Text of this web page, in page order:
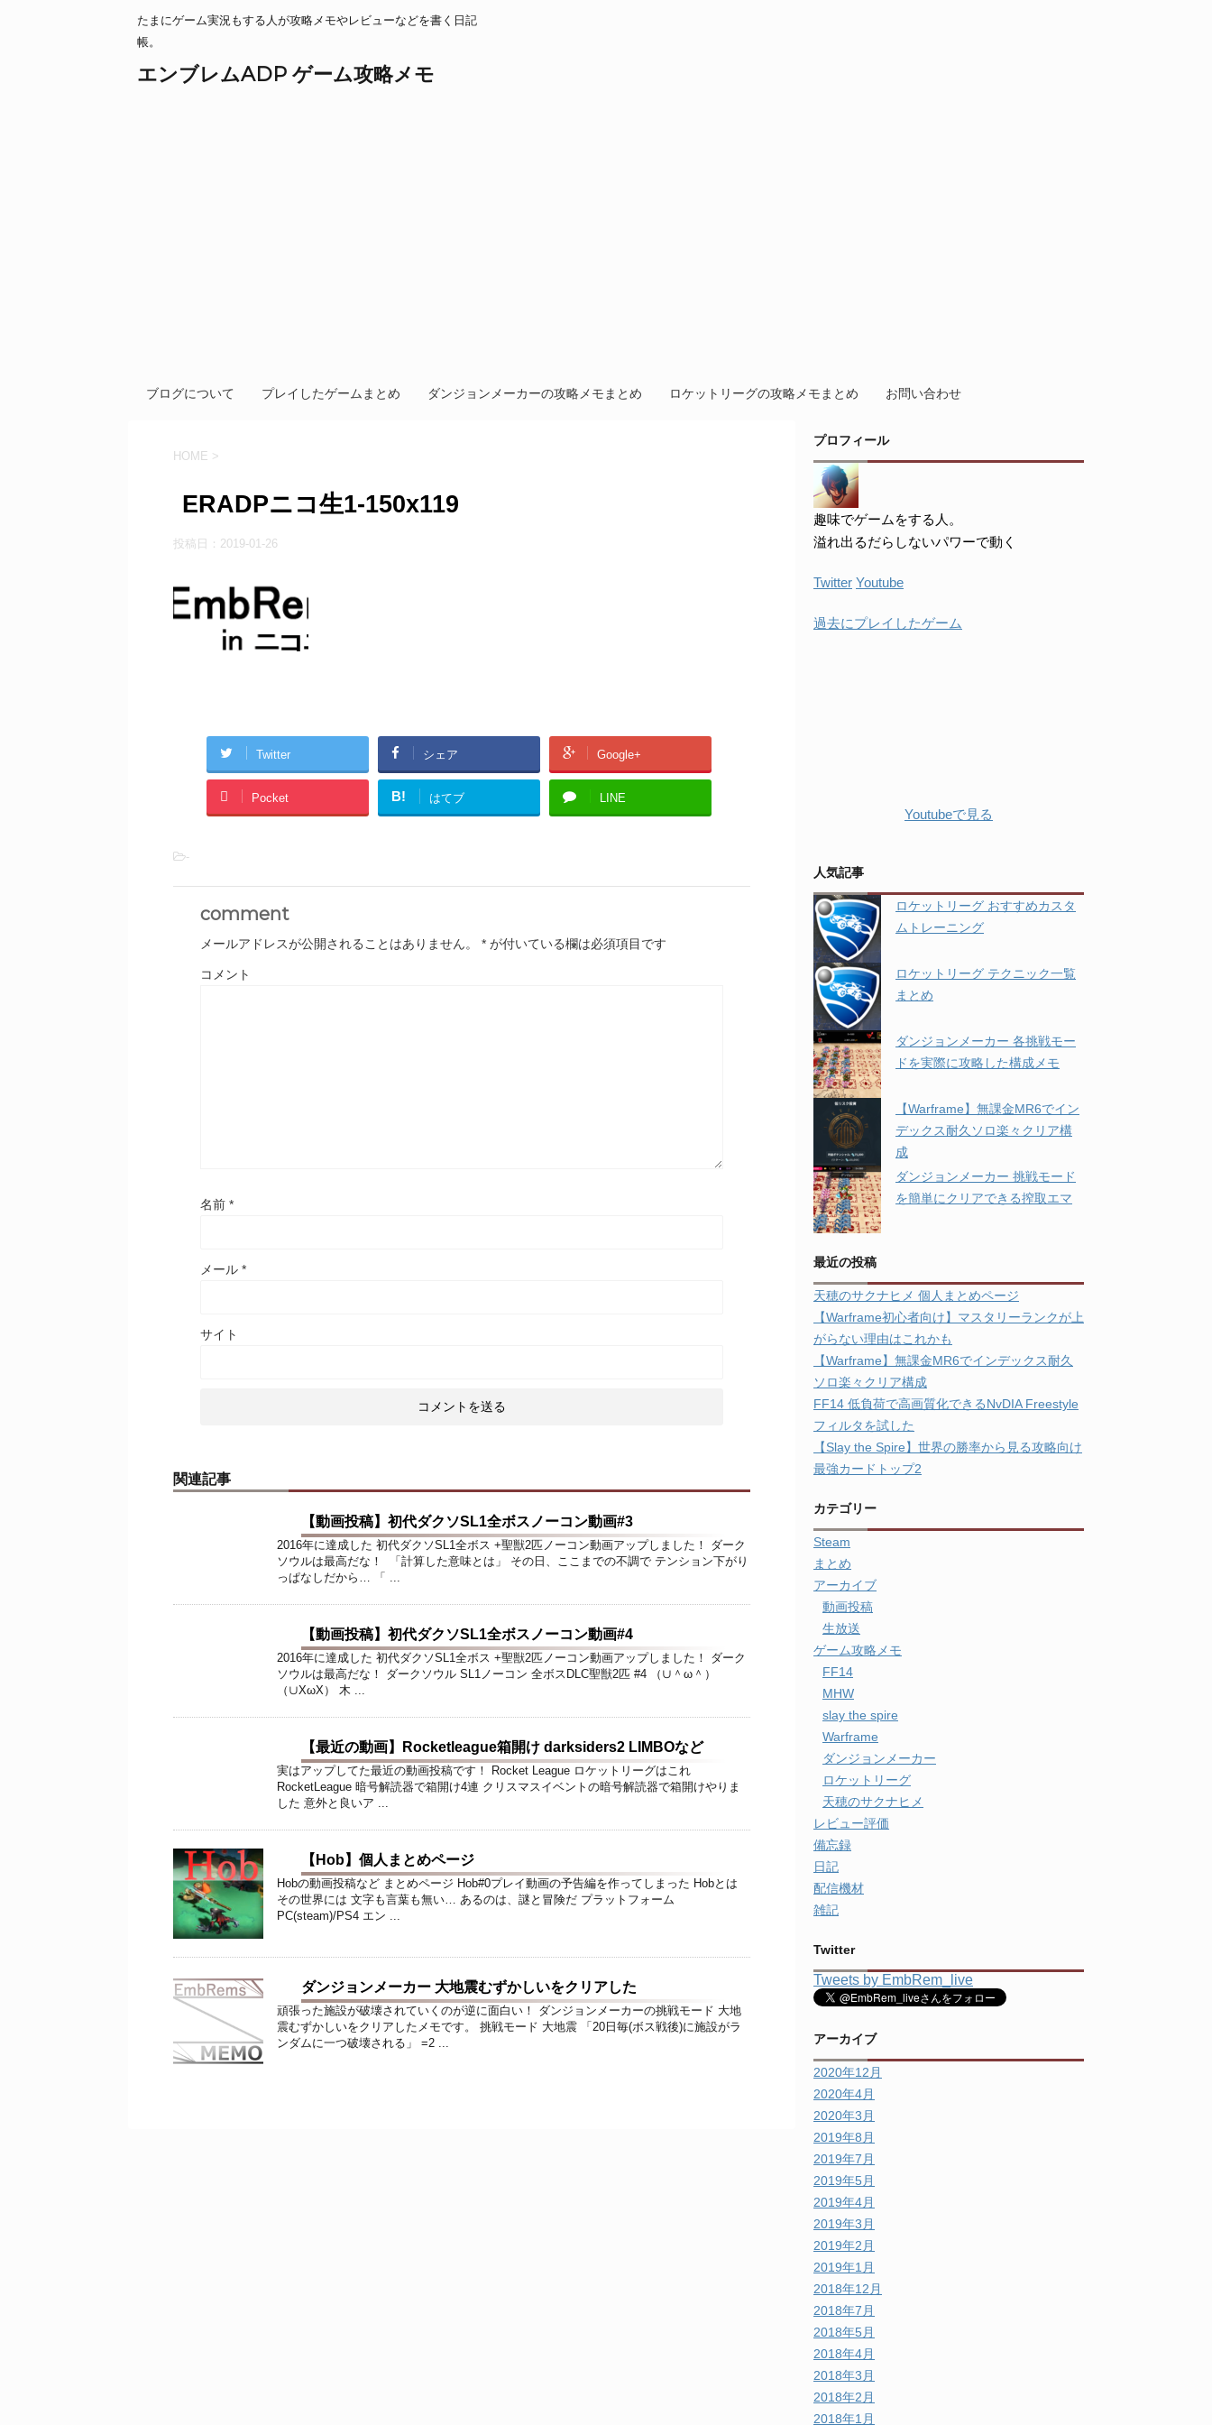
たまにゲーム実況もする人が攻略メモやレビューなどを書く日記
帳。
エンブレムADP ゲーム攻略メモ
ブログについて プレイしたゲームまとめ ダンジョンメーカーの攻略メモまとめ ロケットリーグの攻略メモまとめ お問い合わせ
HOME >
ERADPニコ生1-150x119
投稿日： 2019-01-26
Twitter シェア Google+
Pocket B! はてブ LINE
-
comment
メールアドレスが公開されることはありません。 * が付いている欄は必須項目です
コメント
名前 *
メール *
サイト
関連記事
【動画投稿】初代ダクソSL1全ボスノーコン動画#3
2016年に達成した 初代ダクソSL1全ボス +聖獣2匹ノーコン動画アップしました！ ダーク
ソウルは最高だな！ 「計算した意味とは」 その日、ここまでの不調で テンション下がり
っぱなしだから… 「 ...
【動画投稿】初代ダクソSL1全ボスノーコン動画#4
2016年に達成した 初代ダクソSL1全ボス +聖獣2匹ノーコン動画アップしました！ ダーク
ソウルは最高だな！ ダークソウル SL1ノーコン 全ボスDLC聖獣2匹 #4 （∪＾ω＾）
（∪XωX） 木 ...
【最近の動画】Rocketleague箱開け darksiders2 LIMBOなど
実はアップしてた最近の動画投稿です！ Rocket League ロケットリーグはこれ
RocketLeague 暗号解読器で箱開け4連 クリスマスイベントの暗号解読器で箱開けやりま
した 意外と良いア ...
【Hob】個人まとめページ
Hobの動画投稿など まとめページ Hob#0プレイ動画の予告編を作ってしまった Hobとは
その世界には 文字も言葉も無い… あるのは、謎と冒険だ プラットフォーム
PC(steam)/PS4 エン ...
ダンジョンメーカー 大地震むずかしいをクリアした
頑張った施設が破壊されていくのが逆に面白い！ ダンジョンメーカーの挑戦モード 大地
震むずかしいをクリアしたメモです。 挑戦モード 大地震 「20日毎(ボス戦後)に施設がラ
ンダムに一つ破壊される」 =2 ...
プロフィール
趣味でゲームをする人。
溢れ出るだらしないパワーで動く
Twitter Youtube
過去にプレイしたゲーム
Youtubeで見る
人気記事
ロケットリーグ おすすめカスタ
ムトレーニング
ロケットリーグ テクニック一覧
まとめ
ダンジョンメーカー 各挑戦モー
ドを実際に攻略した構成メモ
【Warframe】無課金MR6でイン
デックス耐久ソロ楽々クリア構
成
ダンジョンメーカー 挑戦モード
を簡単にクリアできる搾取エマ
最近の投稿
天穂のサクナヒメ 個人まとめページ
【Warframe初心者向け】マスタリーランクが上
がらない理由はこれかも
【Warframe】無課金MR6でインデックス耐久
ソロ楽々クリア構成
FF14 低負荷で高画質化できるNvDIA Freestyle
フィルタを試した
【Slay the Spire】世界の勝率から見る攻略向け
最強カードトップ2
カテゴリー
Steam
まとめ
アーカイブ
動画投稿
生放送
ゲーム攻略メモ
FF14
MHW
slay the spire
Warframe
ダンジョンメーカー
ロケットリーグ
天穂のサクナヒメ
レビュー評価
備忘録
日記
配信機材
雑記
Twitter
Tweets by EmbRem_live
アーカイブ
2020年12月
2020年4月
2020年3月
2019年8月
2019年7月
2019年5月
2019年4月
2019年3月
2019年2月
2019年1月
2018年12月
2018年7月
2018年5月
2018年4月
2018年3月
2018年2月
2018年1月